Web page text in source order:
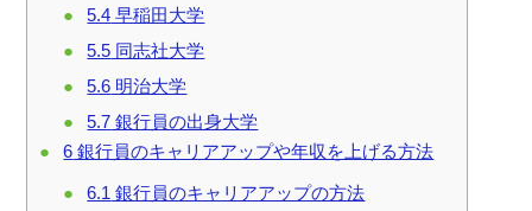
5.4 早稲田大学
5.5 同志社大学
5.6 明治大学
5.7 銀行員の出身大学
6 銀行員のキャリアアップや年収を上げる方法
6.1 銀行員のキャリアアップの方法